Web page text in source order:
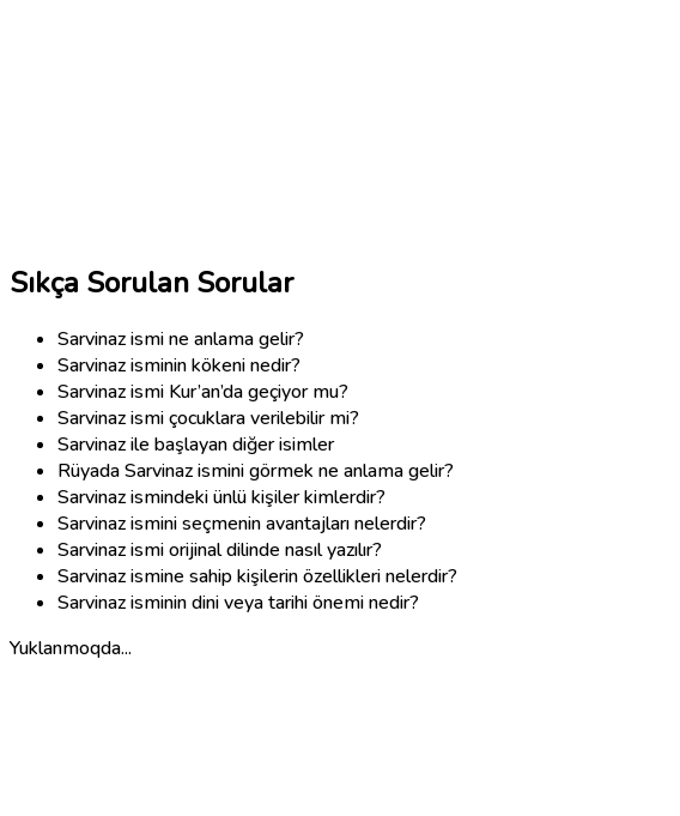
Sıkça Sorulan Sorular
Sarvinaz ismi ne anlama gelir?
Sarvinaz isminin kökeni nedir?
Sarvinaz ismi Kur’an’da geçiyor mu?
Sarvinaz ismi çocuklara verilebilir mi?
Sarvinaz ile başlayan diğer isimler
Rüyada Sarvinaz ismini görmek ne anlama gelir?
Sarvinaz ismindeki ünlü kişiler kimlerdir?
Sarvinaz ismini seçmenin avantajları nelerdir?
Sarvinaz ismi orijinal dilinde nasıl yazılır?
Sarvinaz ismine sahip kişilerin özellikleri nelerdir?
Sarvinaz isminin dini veya tarihi önemi nedir?
Yuklanmoqda...